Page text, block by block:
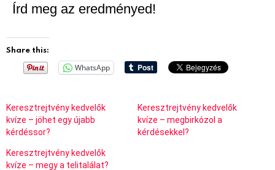
Írd meg az eredményed!
Share this:
WhatsApp
Keresztrejtvény kedvelők
kvíze – jöhet egy újabb
kérdéssor?
Keresztrejtvény kedvelők
kvíze – megbirkózol a
kérdésekkel?
Keresztrejtvény kedvelők
kvíze – megy a telitalálat?